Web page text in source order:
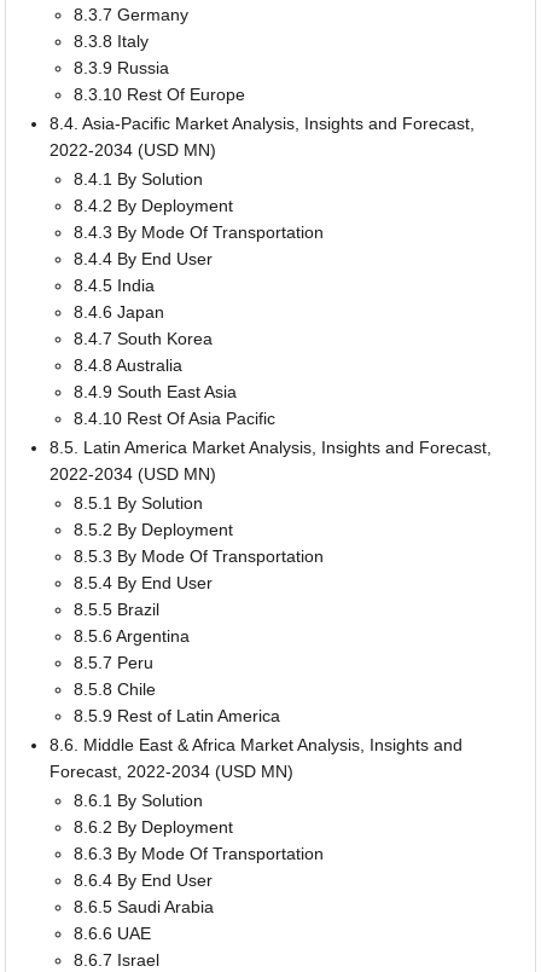
8.3.7 Germany
8.3.8 Italy
8.3.9 Russia
8.3.10 Rest Of Europe
8.4. Asia-Pacific Market Analysis, Insights and Forecast,
2022-2034 (USD MN)
8.4.1 By Solution
8.4.2 By Deployment
8.4.3 By Mode Of Transportation
8.4.4 By End User
8.4.5 India
8.4.6 Japan
8.4.7 South Korea
8.4.8 Australia
8.4.9 South East Asia
8.4.10 Rest Of Asia Pacific
8.5. Latin America Market Analysis, Insights and Forecast,
2022-2034 (USD MN)
8.5.1 By Solution
8.5.2 By Deployment
8.5.3 By Mode Of Transportation
8.5.4 By End User
8.5.5 Brazil
8.5.6 Argentina
8.5.7 Peru
8.5.8 Chile
8.5.9 Rest of Latin America
8.6. Middle East & Africa Market Analysis, Insights and
Forecast, 2022-2034 (USD MN)
8.6.1 By Solution
8.6.2 By Deployment
8.6.3 By Mode Of Transportation
8.6.4 By End User
8.6.5 Saudi Arabia
8.6.6 UAE
8.6.7 Israel